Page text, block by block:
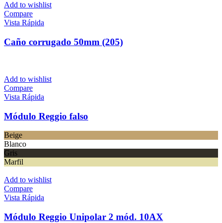
Add to wishlist
Compare
Vista Rápida
Caño corrugado 50mm (205)
Add to wishlist
Compare
Vista Rápida
Módulo Reggio falso
Beige
Blanco
Gris
Marfil
Add to wishlist
Compare
Vista Rápida
Módulo Reggio Unipolar 2 mód. 10AX